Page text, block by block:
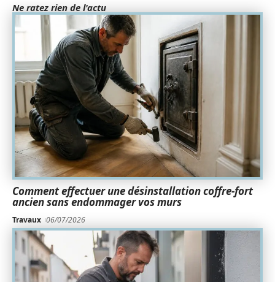
Ne ratez rien de l'actu
Comment effectuer une désinstallation coffre-fort
ancien sans endommager vos murs
Travaux 06/07/2026